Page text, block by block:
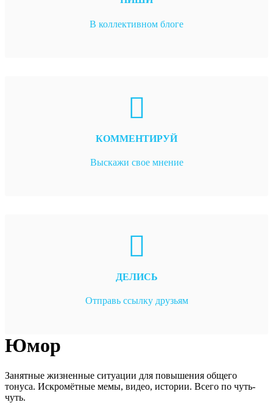
В коллективном блоге
КОММЕНТИРУЙ
Выскажи свое мнение
ДЕЛИСЬ
Отправь ссылку друзьям
Юмор
Занятные жизненные ситуации для повышения общего
тонуса. Искромётные мемы, видео, истории. Всего по чуть-
чуть.